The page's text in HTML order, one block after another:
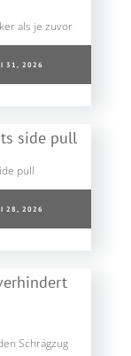
als je zuvor
31, 2026
pull
28, 2026
Schrägzug